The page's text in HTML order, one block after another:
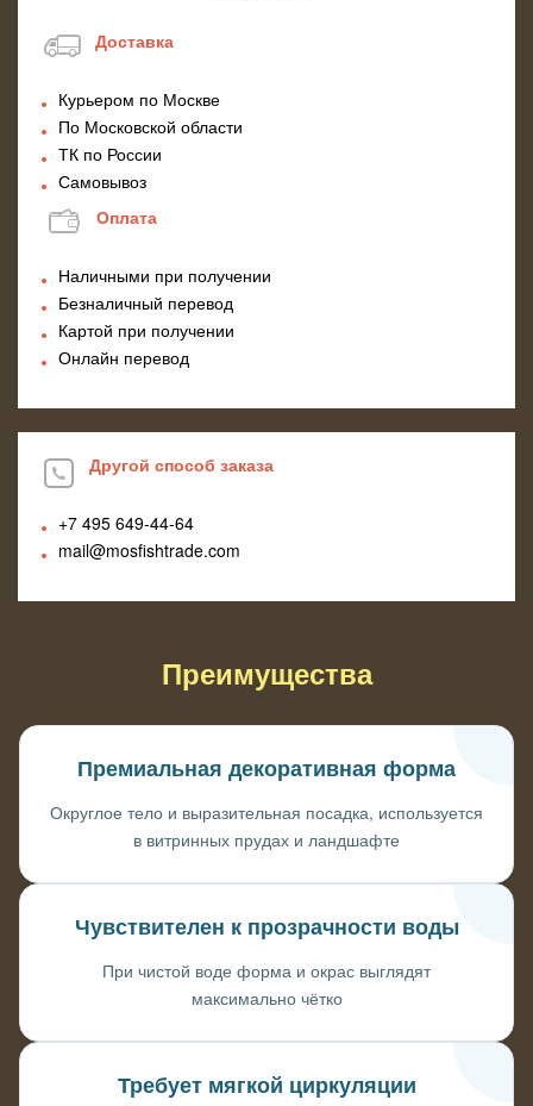
Доставка
Курьером по Москве
По Московской области
ТК по России
Самовывоз
Оплата
Наличными при получении
Безналичный перевод
Картой при получении
Онлайн перевод
Другой способ заказа
+7 495 649-44-64
mail@mosfishtrade.com
Преимущества
Премиальная декоративная форма
Округлое тело и выразительная посадка, используется
в витринных прудах и ландшафте
Чувствителен к прозрачности воды
При чистой воде форма и окрас выглядят
максимально чётко
Требует мягкой циркуляции